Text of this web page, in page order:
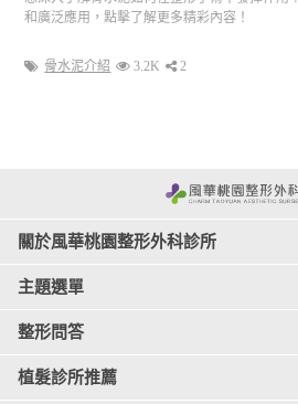
和廣泛應用，點擊了解更多精彩內容！
骨水泥介紹 3.2K 2
關於風華桃園整形外科診所
主題選單
整形問答
植髮診所推薦